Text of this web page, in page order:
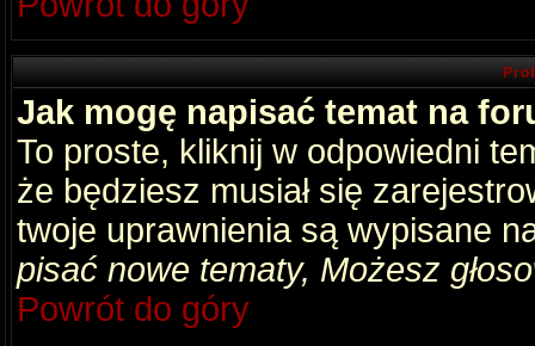
Jak mogę napisać temat na
To proste, kliknij w odpowiedni
że będziesz musiał się
twoje uprawnienia są wypisane
pisać nowe tematy, Możesz
Powrót do góry